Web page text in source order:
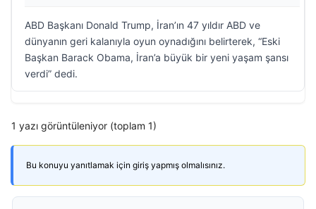
ABD Başkanı Donald Trump, İran’ın 47 yıldır ABD ve
dünyanın geri kalanıyla oyun oynadığını belirterek, “Eski
Başkan Barack Obama, İran’a büyük bir yeni yaşam şansı
verdi” dedi.
1 yazı görüntüleniyor (toplam 1)
Bu konuyu yanıtlamak için giriş yapmış olmalısınız.